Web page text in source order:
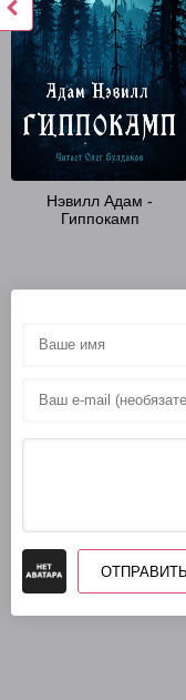
Нэвилл Адам -
Гиппокамп
ОТПРАВИТЬ